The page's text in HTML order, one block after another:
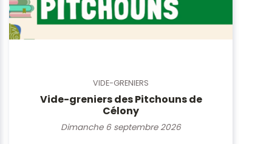
VIDE-GRENIERS
Vide-greniers des Pitchouns de
Célony
Dimanche 6 septembre 2026